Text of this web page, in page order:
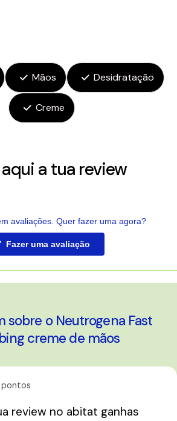
Mãos Desidratação
Creme
a tua review
avaliações. Quer fazer uma agora?
Fazer uma avaliação(Abre
numa
janela)
sobre o Neutrogena Fast
creme de mãos
pontos
review no abitat ganhas